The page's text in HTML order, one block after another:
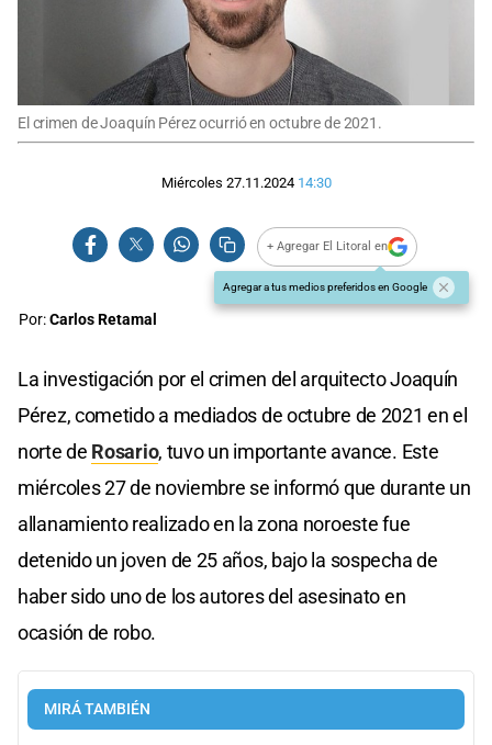
El crimen de Joaquín Pérez ocurrió en octubre de 2021.
Miércoles 27.11.2024 14:30
+ Agregar El Litoral en
Agregar a tus medios preferidos en Google
Por:Carlos Retamal
La investigación por el crimen del arquitecto Joaquín
Pérez, cometido a mediados de octubre de 2021 en el
norte de Rosario, tuvo un importante avance. Este
miércoles 27 de noviembre se informó que durante un
allanamiento realizado en la zona noroeste fue
detenido un joven de 25 años, bajo la sospecha de
haber sido uno de los autores del asesinato en
ocasión de robo.
MIRÁ TAMBIÉN